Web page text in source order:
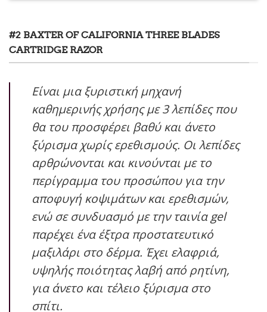
#2 BAXTER OF CALIFORNIA THREE BLADES
CARTRIDGE RAZOR
Είναι μια ξυριστική μηχανή
καθημερινής χρήσης με 3 λεπίδες που
θα του προσφέρει βαθύ και άνετο
ξύρισμα χωρίς ερεθισμούς. Οι λεπίδες
αρθρώνονται και κινούνται με το
περίγραμμα του προσώπου για την
αποφυγή κοψιμάτων και ερεθισμών,
ενώ σε συνδυασμό με την ταινία gel
παρέχει ένα έξτρα προστατευτικό
μαξιλάρι στο δέρμα. Έχει ελαφριά,
υψηλής ποιότητας λαβή από ρητίνη,
για άνετο και τέλειο ξύρισμα στο
σπίτι.